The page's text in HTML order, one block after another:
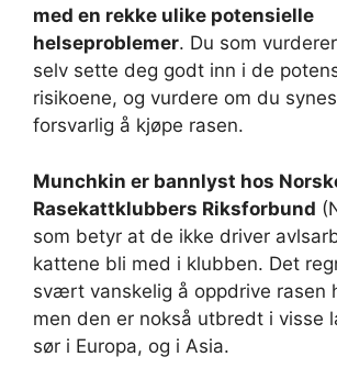
med en rekke ulike potensielle
helseproblemer. Du som
selv sette deg godt inn i de
risikoene, og vurdere om du
forsvarlig å kjøpe rasen.
Munchkin er bannlyst hos
Rasekattklubbers Riksforbund
som betyr at de ikke driver
kattene bli med i klubben. Det
svært vanskelig å oppdrive rasen
men den er nokså utbredt i visse
sør i Europa, og i Asia.